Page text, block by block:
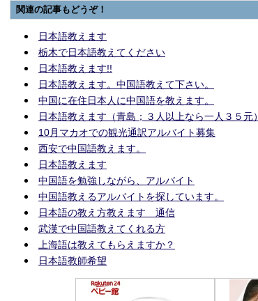
関連の記事もどうぞ！
日本語教えます
栃木で日本語教えてください
日本語教えます!!
日本語教えます。中国語教えて下さい。
中国に在住日本人に中国語を教えます。
日本語教えます（青島；３人以上なら一人３５元）
10月マカオでの観光通訳アルバイト募集
西安で中国語教えます。
日本語教えます
中国語を勉強しながら、アルバイト
中国語教えるアルバイトを探しています。
日本語の教え方教えます 通信
武漢で中国語教えてくれる方
上海語は教えてもらえますか？
日本語教師希望